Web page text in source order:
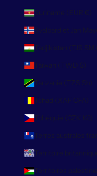
Suriname (EUR €)
Tadjikistan (TJS ЅМ)
Taïwan (TWD $)
Tanzanie (TZS Sh)
Tchad (XAF CFA)
Tchéquie (CZK Kč)